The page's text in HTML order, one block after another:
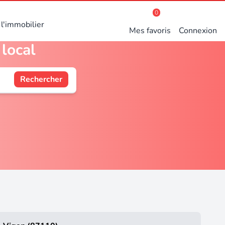
l'immobilier
0
Mes favoris Connexion
Rechercher